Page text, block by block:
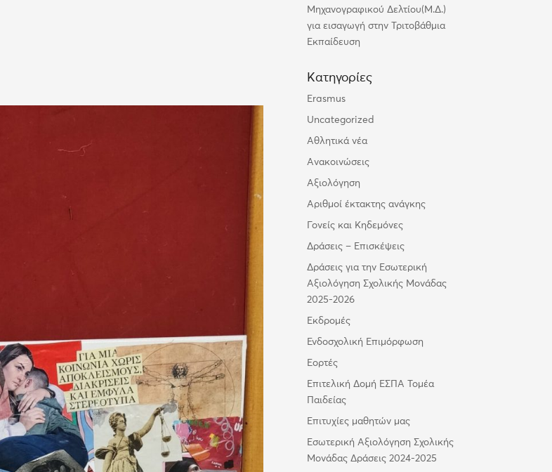
Μηχανογραφικού Δελτίου(Μ.Δ.)
για εισαγωγή στην Τριτοβάθμια
Εκπαίδευση
Kατηγορίες
Erasmus
Uncategorized
Αθλητικά νέα
Ανακοινώσεις
Αξιολόγηση
Αριθμοί έκτακτης ανάγκης
Γονείς και Κηδεμόνες
Δράσεις – Επισκέψεις
Δράσεις για την Εσωτερική
Αξιολόγηση Σχολικής Μονάδας
2025-2026
Εκδρομές
Ενδοσχολική Επιμόρφωση
Εορτές
Επιτελική Δομή ΕΣΠΑ Τομέα
Παιδείας
Επιτυχίες μαθητών μας
Εσωτερική Αξιολόγηση Σχολικής
Μονάδας Δράσεις 2024-2025